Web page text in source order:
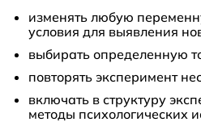
изменять любую
условия для выявления
выбирать определенную
повторять эксперимент
включать в структуру
методы психологических